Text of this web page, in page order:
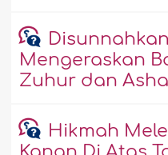
Mengeraskan
Zuhur dan
Hikmah